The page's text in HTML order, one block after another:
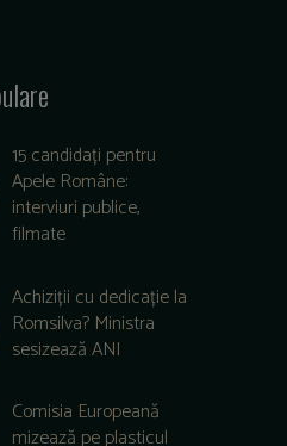
15 candidați pentru
Apele Române:
interviuri publice,
filmate
Achiziții cu dedicație la
Romsilva? Ministra
sesizează ANI
Comisia Europeană
mizează pe plasticul